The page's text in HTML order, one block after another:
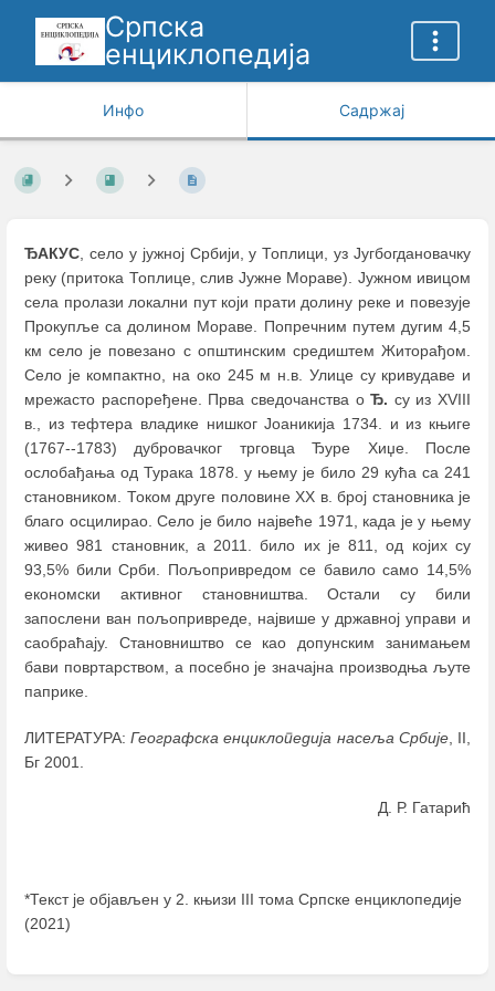
Српска
енциклопедија
Инфо Садржај
ЂАКУС, село у јужној Србији, у Топлици, уз Југбогдановачку
реку (притока Топлице, слив Јужне Мораве). Јужном ивицом
села пролази локални пут који прати долину реке и повезује
Прокупље са долином Мораве. Попречним путем дугим 4,5
км село је повезано с општинским средиштем Житорађом.
Село је компактно, на око 245 м н.в. Улице су кривудаве и
мрежасто распоређене. Прва сведочанства оЂ. су из XVIII
в., из тефтера владике нишког Јоаникија 1734. и из књиге
(1767--1783) дубровачког трговца Ђуре Хиџе. После
ослобађања од Турака 1878. у њему је било 29 кућа са 241
становником. Током друге половине XX в. број становника је
благо осцилирао. Село је било највеће 1971, када је у њему
живео 981 становник, а 2011. било их је 811, од којих су
93,5% били Срби. Пољопривредом се бавило само 14,5%
економски активног становништва. Остали су били
запослени ван пољопривреде, највише у државној управи и
саобраћају. Становништво се као допунским занимањем
бави повртарством, а посебно је значајна производња љуте
паприке.
ЛИТЕРАТУРА:Географска енциклопедија насеља Србије, II,
Бг 2001.
Д. Р. Гатарић
*Текст је објављен у 2. књизи III тома Српске енциклопедије
(2021)